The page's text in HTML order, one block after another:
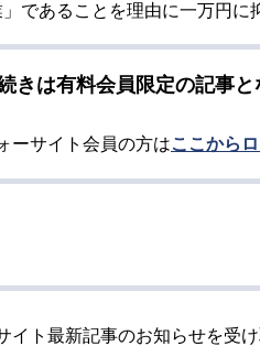
であることを理由に一万円に
きは有料会員限定の記事と
ーサイト会員の方はここから
イト最新記事のお知らせを受け